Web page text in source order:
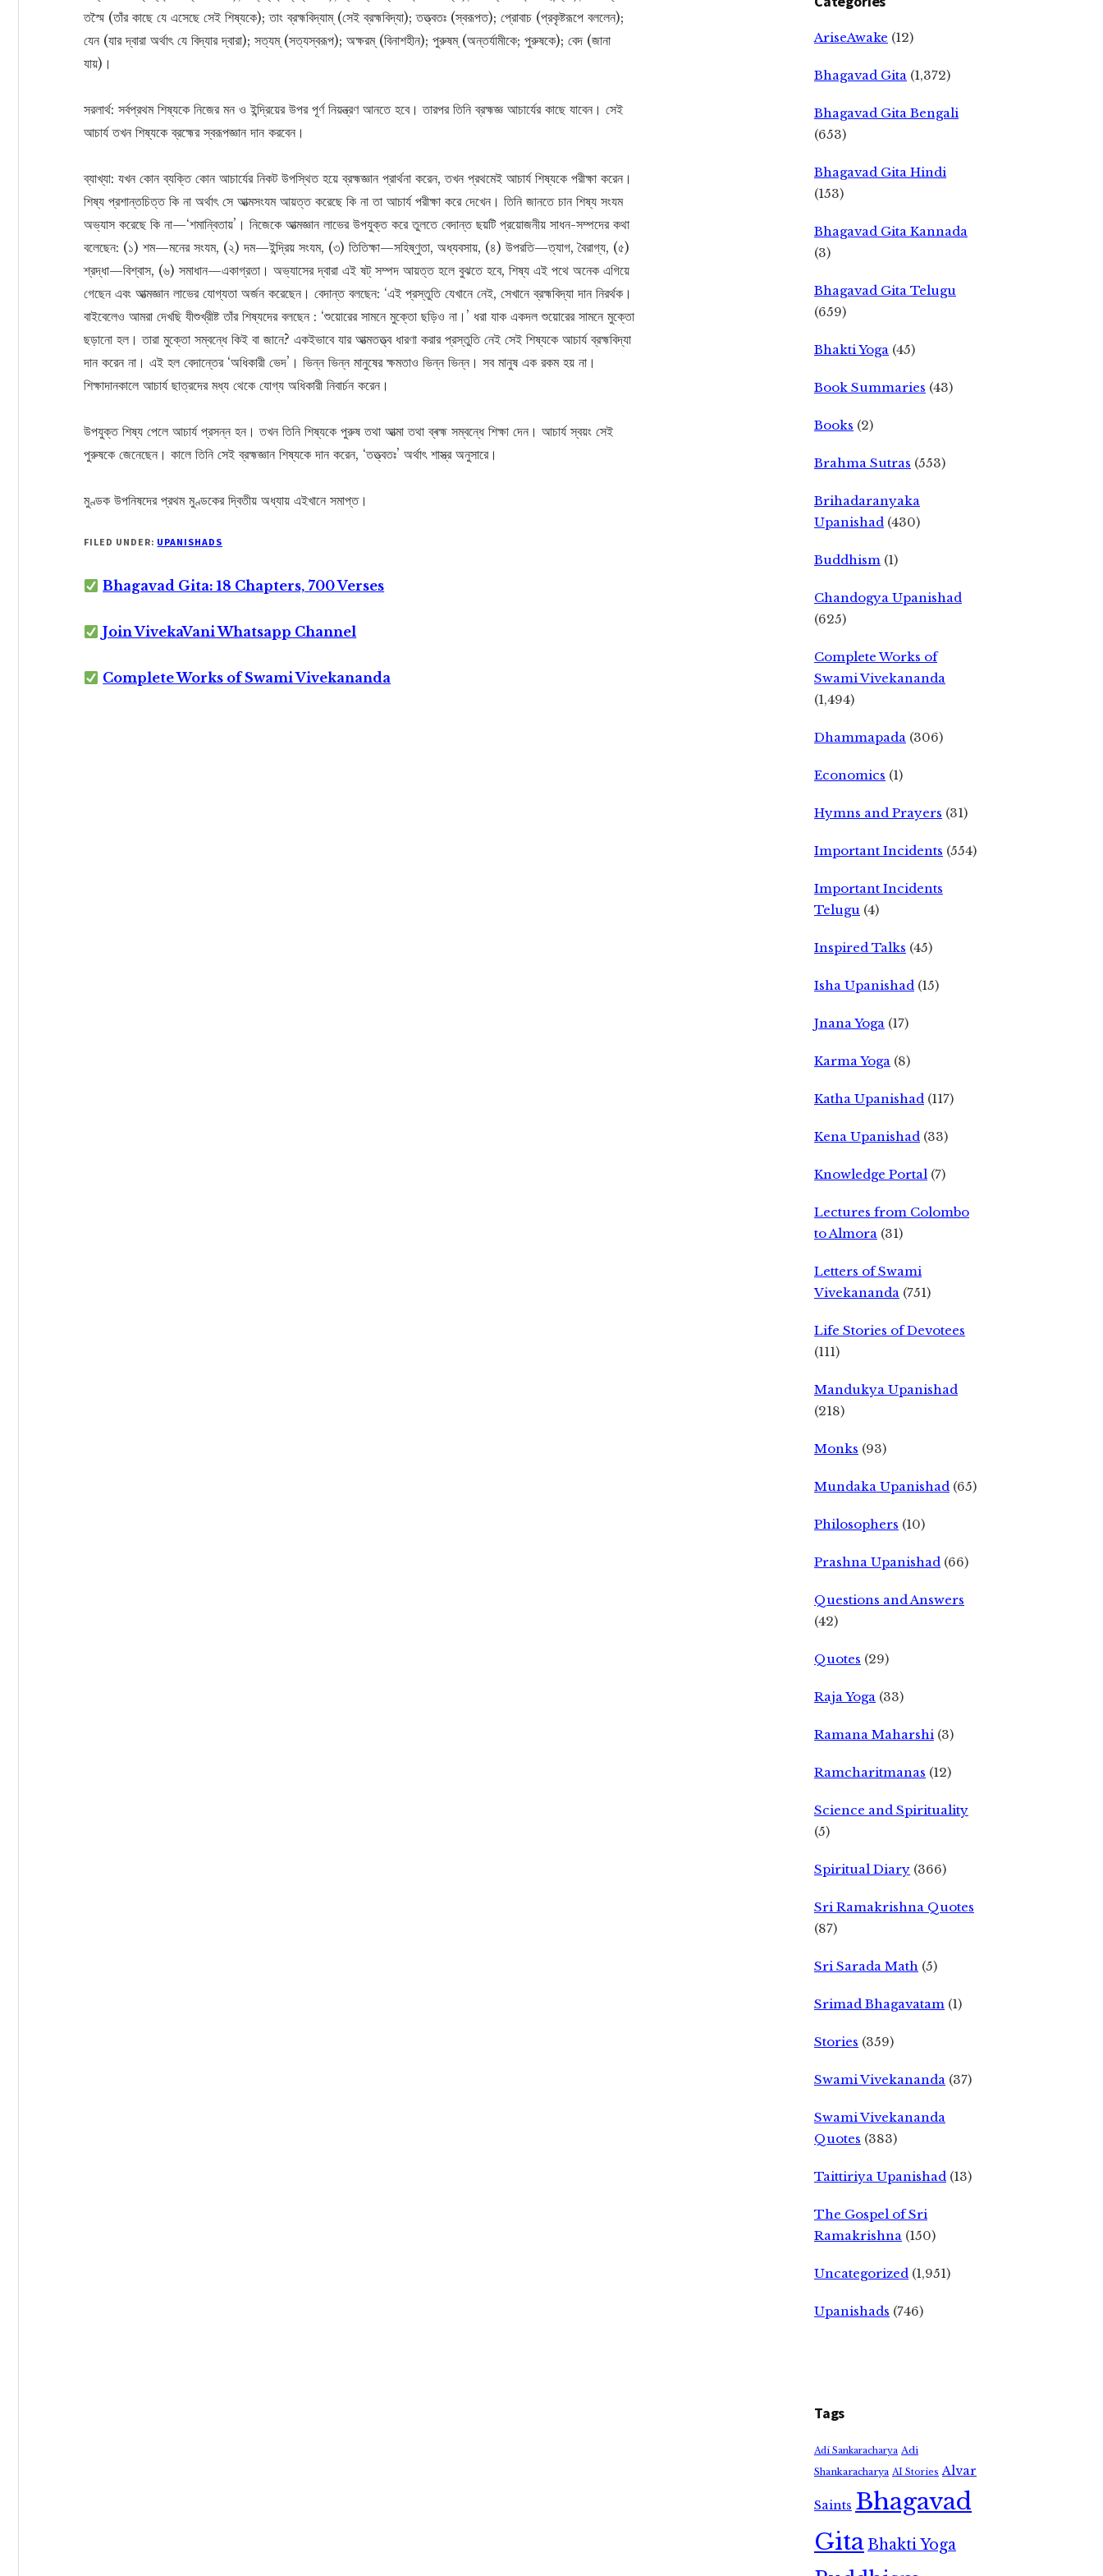
তস্মৈ (তাঁর কাছে যে এসেছে সেই শিষ্যকে); তাং ব্রহ্মবিদ্যাম্‌ (সেই ব্রহ্মবিদ্যা); তত্ত্বতঃ (স্বরূপত); প্রোবাচ (প্রকৃষ্টরূপে বললেন);
যেন (যার দ্বারা অর্থাৎ যে বিদ্যার দ্বারা); সত্যম্‌ (সত্যস্বরূপ); অক্ষরম্‌ (বিনাশহীন); পুরুষম্‌ (অন্তর্যামীকে; পুরুষকে); বেদ (জানা
যায়)।
সরলার্থ: সর্বপ্রথম শিষ্যকে নিজের মন ও ইন্দ্রিয়ের উপর পূর্ণ নিয়ন্ত্রণ আনতে হবে। তারপর তিনি ব্রহ্মজ্ঞ আচার্যের কাছে যাবেন। সেই
আচার্য তখন শিষ্যকে ব্রহ্মের স্বরূপজ্ঞান দান করবেন।
ব্যাখ্যা: যখন কোন ব্যক্তি কোন আচার্যের নিকট উপস্থিত হয়ে ব্রহ্মজ্ঞান প্রার্থনা করেন, তখন প্রথমেই আচার্য শিষ্যকে পরীক্ষা করেন।
শিষ্য প্রশান্তচিত্ত কি না অর্থাৎ সে আত্মসংযম আয়ত্ত করেছে কি না তা আচার্য পরীক্ষা করে দেখেন। তিনি জানতে চান শিষ্য সংযম
অভ্যাস করেছে কি না—‘শমান্বিতায়’। নিজেকে আত্মজ্ঞান লাভের উপযুক্ত করে তুলতে বেদান্ত ছয়টি প্রয়োজনীয় সাধন-সম্পদের কথা
বলেছেন: (১) শম—মনের সংযম, (২) দম—ইন্দ্রিয় সংযম, (৩) তিতিক্ষা—সহিষ্ণুতা, অধ্যবসায়, (৪) উপরতি—ত্যাগ, বৈরাগ্য, (৫)
শ্রদ্ধা—বিশ্বাস, (৬) সমাধান—একাগ্রতা। অভ্যাসের দ্বারা এই ষট্ সম্পদ আয়ত্ত হলে বুঝতে হবে, শিষ্য এই পথে অনেক এগিয়ে
গেছেন এবং আত্মজ্ঞান লাভের যোগ্যতা অর্জন করেছেন। বেদান্ত বলছেন: ‘এই প্রস্তুতি যেখানে নেই, সেখানে ব্রহ্মবিদ্যা দান নিরর্থক।
বাইবেলেও আমরা দেখছি যীশুখ্রীষ্ট তাঁর শিষ্যদের বলছেন : ‘শুয়োরের সামনে মুক্তো ছড়িও না।’ ধরা যাক একদল শুয়োরের সামনে মুক্তো
ছড়ানো হল। তারা মুক্তো সম্বন্ধে কিই বা জানে? একইভাবে যার আত্মতত্ত্ব ধারণা করার প্রস্তুতি নেই সেই শিষ্যকে আচার্য ব্রহ্মবিদ্যা
দান করেন না। এই হল বেদান্তের ‘অধিকারী ভেদ’। ভিন্ন ভিন্ন মানুষের ক্ষমতাও ভিন্ন ভিন্ন। সব মানুষ এক রকম হয় না।
শিক্ষাদানকালে আচার্য ছাত্রদের মধ্য থেকে যোগ্য অধিকারী নিবার্চন করেন।
উপযুক্ত শিষ্য পেলে আচার্য প্রসন্ন হন। তখন তিনি শিষ্যকে পুরুষ তথা আত্মা তথা ব্ৰহ্ম সম্বন্ধে শিক্ষা দেন। আচার্য স্বয়ং সেই
পুরুষকে জেনেছেন। কালে তিনি সেই ব্রহ্মজ্ঞান শিষ্যকে দান করেন, ‘তত্ত্বতঃ’ অর্থাৎ শাস্ত্র অনুসারে।
মুণ্ডক উপনিষদের প্রথম মুণ্ডকের দ্বিতীয় অধ্যায় এইখানে সমাপ্ত।
FILED UNDER: UPANISHADS
Bhagavad Gita: 18 Chapters, 700 Verses
Join VivekaVani Whatsapp Channel
Complete Works of Swami Vivekananda
AriseAwake (12)
Bhagavad Gita (1,372)
Bhagavad Gita Bengali
(653)
Bhagavad Gita Hindi
(153)
Bhagavad Gita Kannada
(3)
Bhagavad Gita Telugu
(659)
Bhakti Yoga (45)
Book Summaries (43)
Books (2)
Brahma Sutras (553)
Brihadaranyaka
Upanishad (430)
Buddhism (1)
Chandogya Upanishad
(625)
Complete Works of
Swami Vivekananda
(1,494)
Dhammapada (306)
Economics (1)
Hymns and Prayers (31)
Important Incidents (554)
Important Incidents
Telugu (4)
Inspired Talks (45)
Isha Upanishad (15)
Jnana Yoga (17)
Karma Yoga (8)
Katha Upanishad (117)
Kena Upanishad (33)
Knowledge Portal (7)
Lectures from Colombo
to Almora (31)
Letters of Swami
Vivekananda (751)
Life Stories of Devotees
(111)
Mandukya Upanishad
(218)
Monks (93)
Mundaka Upanishad (65)
Philosophers (10)
Prashna Upanishad (66)
Questions and Answers
(42)
Quotes (29)
Raja Yoga (33)
Ramana Maharshi (3)
Ramcharitmanas (12)
Science and Spirituality
(5)
Spiritual Diary (366)
Sri Ramakrishna Quotes
(87)
Sri Sarada Math (5)
Srimad Bhagavatam (1)
Stories (359)
Swami Vivekananda (37)
Swami Vivekananda
Quotes (383)
Taittiriya Upanishad (13)
The Gospel of Sri
Ramakrishna (150)
Uncategorized (1,951)
Upanishads (746)
Tags
Adi Sankaracharya Adi
Shankaracharya AI Stories Alvar
Saints Bhagavad
GitaBhakti Yoga